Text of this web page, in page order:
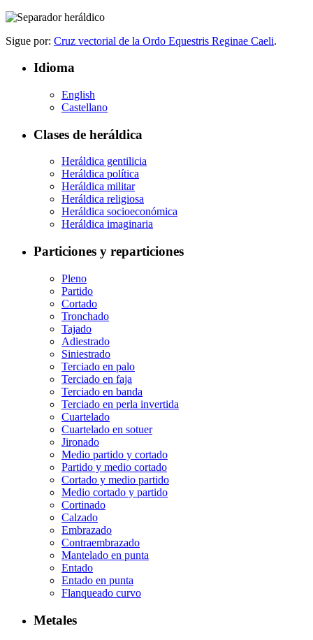
Sigue por: Cruz vectorial de la Ordo Equestris Reginae Caeli.
Idioma
English
Castellano
Clases de heráldica
Heráldica gentilicia
Heráldica política
Heráldica militar
Heráldica religiosa
Heráldica socioeconómica
Heráldica imaginaria
Particiones y reparticiones
Pleno
Partido
Cortado
Tronchado
Tajado
Adiestrado
Siniestrado
Terciado en palo
Terciado en faja
Terciado en banda
Terciado en perla invertida
Cuartelado
Cuartelado en sotuer
Jironado
Medio partido y cortado
Partido y medio cortado
Cortado y medio partido
Medio cortado y partido
Cortinado
Calzado
Embrazado
Contraembrazado
Mantelado en punta
Entado
Entado en punta
Flanqueado curvo
Metales